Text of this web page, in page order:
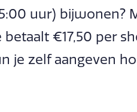
uur) bijwonen?
€17,50 per
je zelf aangeven